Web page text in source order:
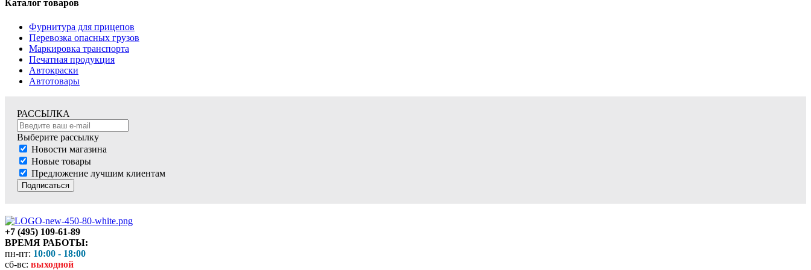
Каталог товаров
Фурнитура для прицепов
Перевозка опасных грузов
Маркировка транспорта
Печатная продукция
Автокраски
Автотовары
РАССЫЛКА
Выберите рассылку
Новости магазина
Новые товары
Предложение лучшим клиентам
Подписаться
+7 (495) 109-61-89
ВРЕМЯ РАБОТЫ:
пн-пт: 10:00 - 18:00
сб-вс: выходной